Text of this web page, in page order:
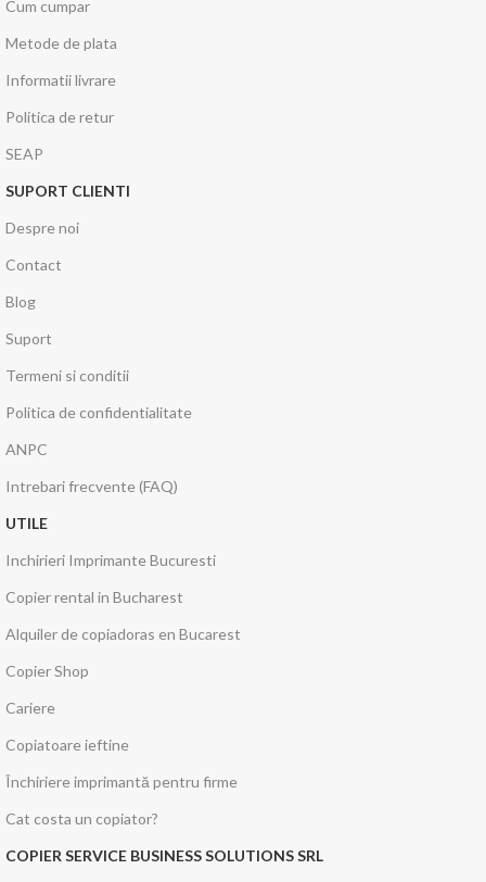
Cum cumpar
Metode de plata
Informatii livrare
Politica de retur
SEAP
SUPORT CLIENTI
Despre noi
Contact
Blog
Suport
Termeni si conditii
Politica de confidentialitate
ANPC
Intrebari frecvente (FAQ)
UTILE
Inchirieri Imprimante Bucuresti
Copier rental in Bucharest
Alquiler de copiadoras en Bucarest
Copier Shop
Cariere
Copiatoare ieftine
Închiriere imprimantă pentru firme
Cat costa un copiator?
COPIER SERVICE BUSINESS SOLUTIONS SRL